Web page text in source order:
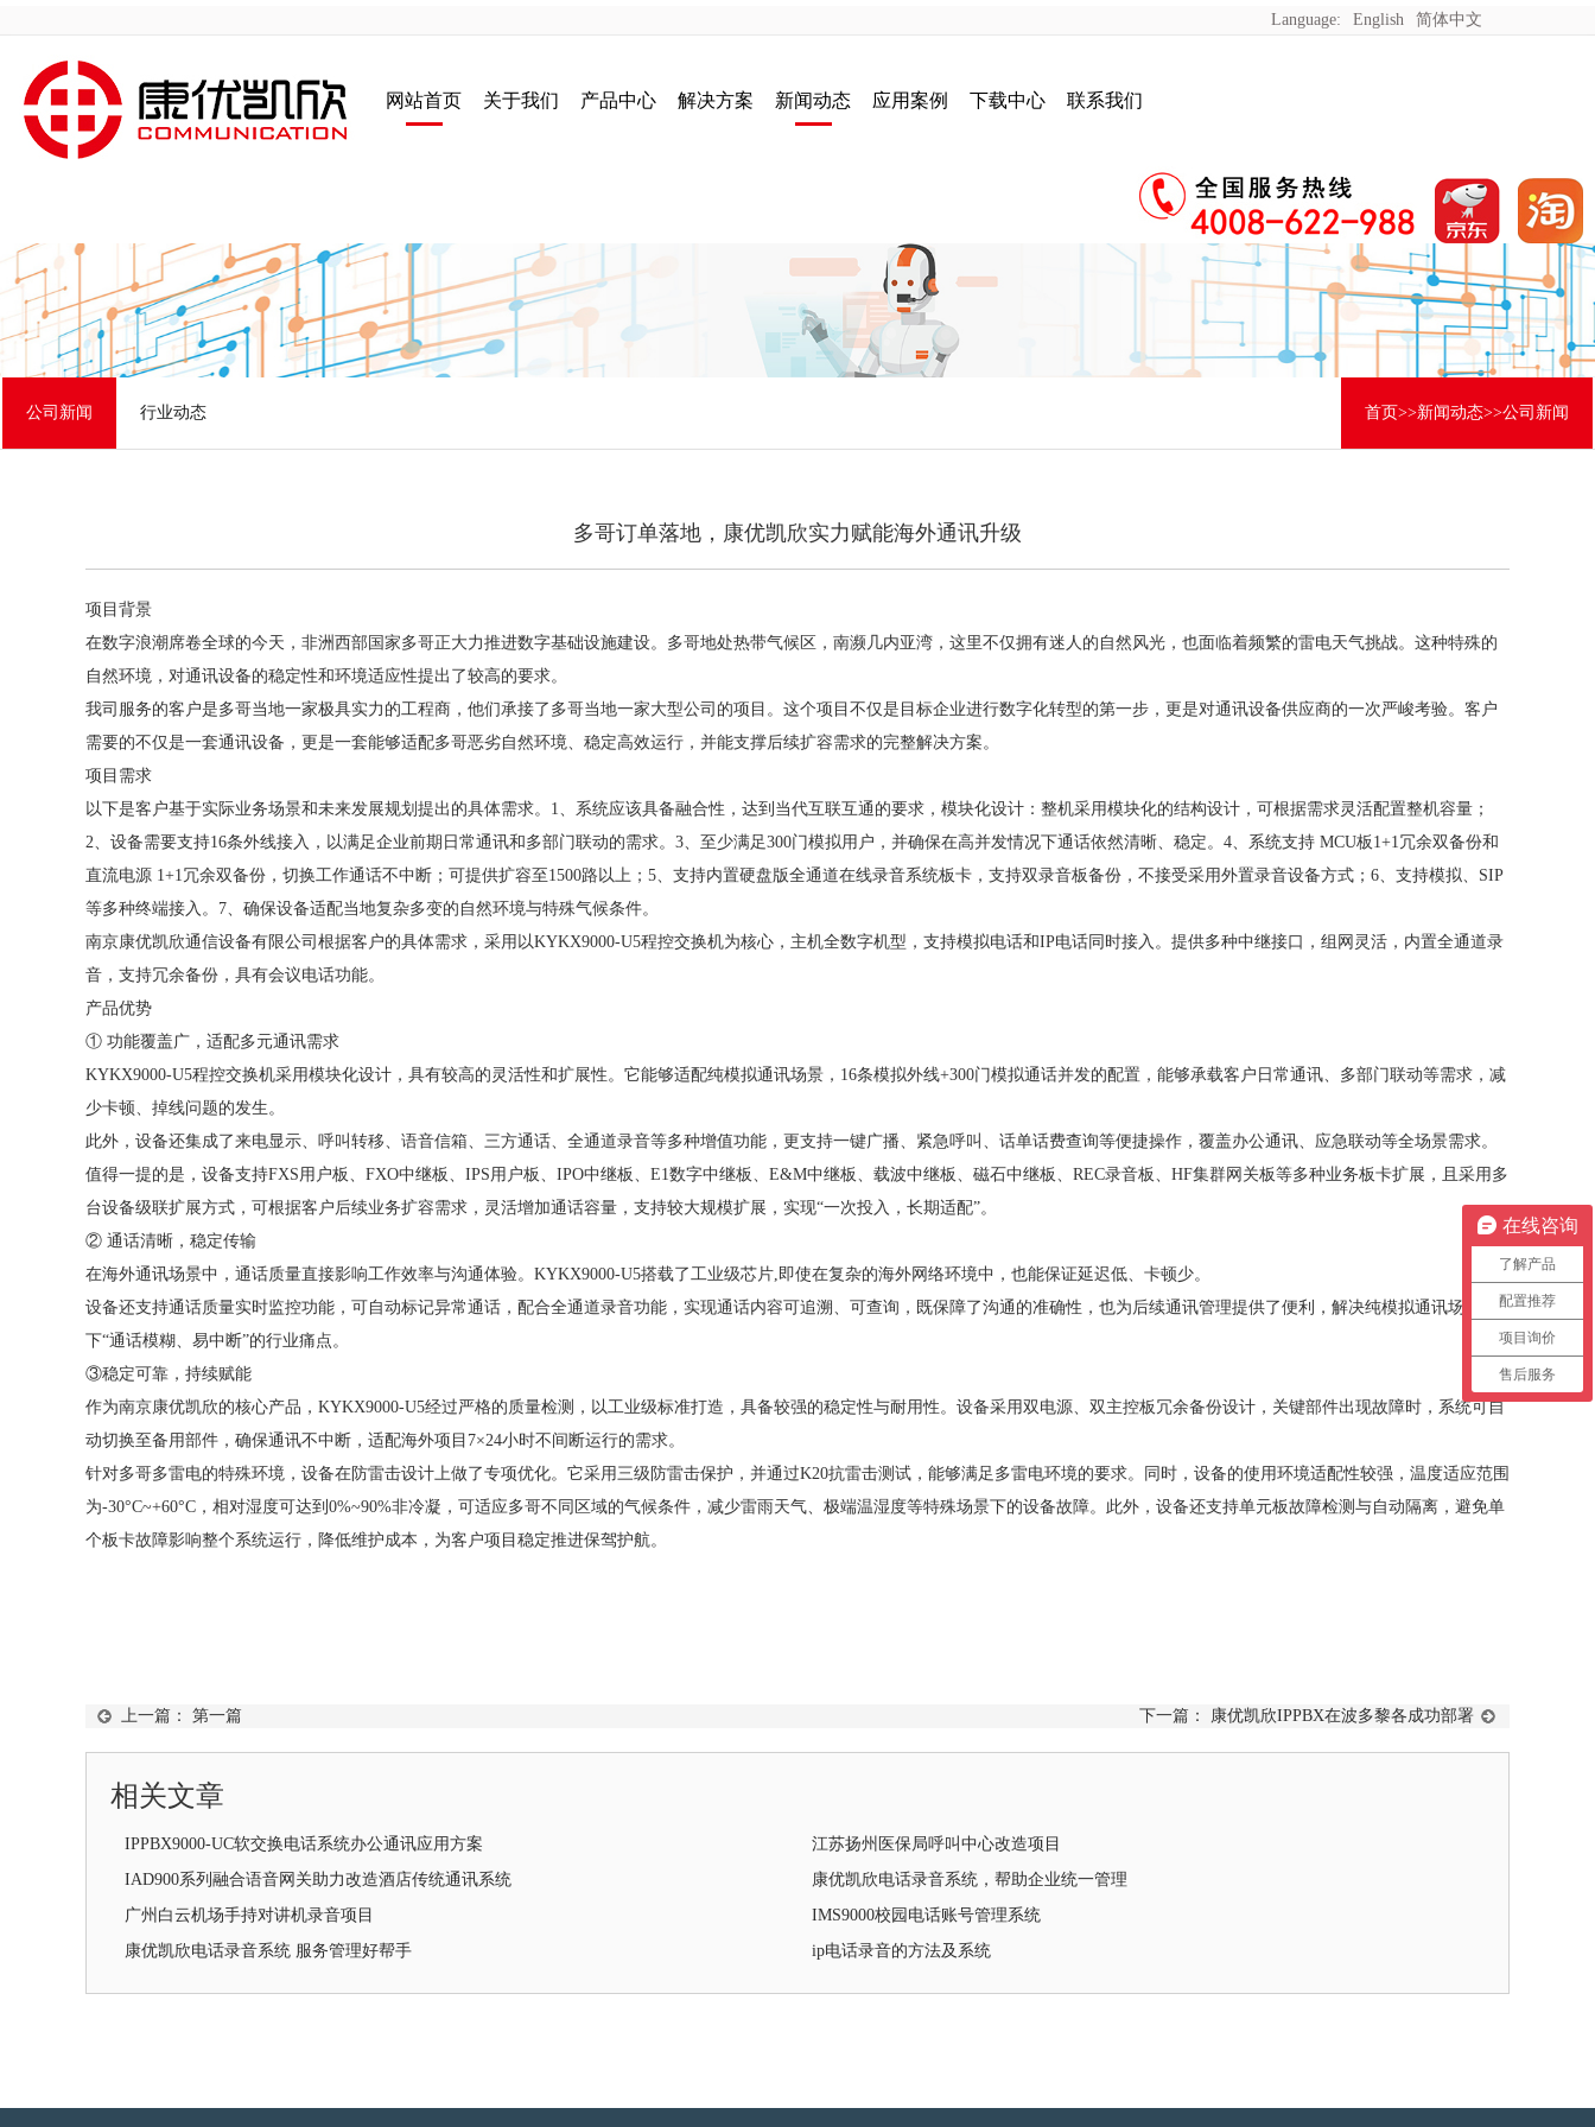
Language: English 简体中文
网站首页 关于我们 产品中心 解决方案 新闻动态 应用案例 下载中心 联系我们
公司新闻 行业动态 首页>>新闻动态>>公司新闻
多哥订单落地，康优凯欣实力赋能海外通讯升级
项目背景
在数字浪潮席卷全球的今天，非洲西部国家多哥正大力推进数字基础设施建设。多哥地处热带气候区，南濒几内亚湾，这里不仅拥有迷人的自然风光，也面临着频繁的雷电天气挑战。这种特殊的
自然环境，对通讯设备的稳定性和环境适应性提出了较高的要求。
我司服务的客户是多哥当地一家极具实力的工程商，他们承接了多哥当地一家大型公司的项目。这个项目不仅是目标企业进行数字化转型的第一步，更是对通讯设备供应商的一次严峻考验。客户
需要的不仅是一套通讯设备，更是一套能够适配多哥恶劣自然环境、稳定高效运行，并能支撑后续扩容需求的完整解决方案。
项目需求
以下是客户基于实际业务场景和未来发展规划提出的具体需求。 1、系统应该具备融合性，达到当代互联互通的要求，模块化设计：整机采用模块化的结构设计，可根据需求灵活配置整机容量；
2、设备需要支持16条外线接入，以满足企业前期日常通讯和多部门联动的需求。3、至少满足300门模拟用户，并确保在高并发情况下通话依然清晰、稳定。4、系统支持 MCU板1+1冗余双备份和
直流电源 1+1冗余双备份，切换工作通话不中断；可提供扩容至1500路以上；5、支持内置硬盘版全通道在线录音系统板卡，支持双录音板备份，不接受采用外置录音设备方式；6、支持模拟、SIP
等多种终端接入。7、确保设备适配当地复杂多变的自然环境与特殊气候条件。
南京康优凯欣通信设备有限公司根据客户的具体需求，采用以KYKX9000-U5程控交换机为核心，主机全数字机型，支持模拟电话和IP电话同时接入。提供多种中继接口，组网灵活，内置全通道录
音，支持冗余备份，具有会议电话功能。
产品优势
① 功能覆盖广，适配多元通讯需求
KYKX9000-U5程控交换机采用模块化设计，具有较高的灵活性和扩展性。它能够适配纯模拟通讯场景，16条模拟外线+300门模拟通话并发的配置，能够承载客户日常通讯、多部门联动等需求，减
少卡顿、掉线问题的发生。
此外，设备还集成了来电显示、呼叫转移、语音信箱、三方通话、全通道录音等多种增值功能，更支持一键广播、紧急呼叫、话单话费查询等便捷操作，覆盖办公通讯、应急联动等全场景需求。
值得一提的是，设备支持FXS用户板、FXO中继板、IPS用户板、IPO中继板、E1数字中继板、E&M中继板、载波中继板、磁石中继板、REC录音板、HF集群网关板等多种业务板卡扩展，且采用多
台设备级联扩展方式，可根据客户后续业务扩容需求，灵活增加通话容量，支持较大规模扩展，实现“一次投入，长期适配”。
② 通话清晰，稳定传输
在海外通讯场景中，通话质量直接影响工作效率与沟通体验。 KYKX9000-U5搭载了工业级芯片,即使在复杂的海外网络环境中，也能保证延迟低、卡顿少。
设备还支持通话质量实时监控功能，可自动标记异常通话，配合全通道录音功能，实现通话内容可追溯、可查询，既保障了沟通的准确性，也为后续通讯管理提供了便利，解决纯模拟通讯场景
下“通话模糊、易中断”的行业痛点。
③稳定可靠，持续赋能
作为南京康优凯欣的核心产品， KYKX9000-U5经过严格的质量检测，以工业级标准打造，具备较强的稳定性与耐用性。设备采用双电源、双主控板冗余备份设计，关键部件出现故障时，系统可自
动切换至备用部件，确保通讯不中断，适配海外项目7×24小时不间断运行的需求。
针对多哥多雷电的特殊环境，设备在防雷击设计上做了专项优化。它采用三级防雷击保护，并通过K20抗雷击测试，能够满足多雷电环境的要求。同时，设备的使用环境适配性较强，温度适应范围
为-30°C~+60°C，相对湿度可达到0%~90%非冷凝，可适应多哥不同区域的气候条件，减少雷雨天气、极端温湿度等特殊场景下的设备故障。此外，设备还支持单元板故障检测与自动隔离，避免单
个板卡故障影响整个系统运行，降低维护成本，为客户项目稳定推进保驾护航。
上一篇： 第一篇 下一篇： 康优凯欣IPPBX在波多黎各成功部署
相关文章
IPPBX9000-UC软交换电话系统办公通讯应用方案
江苏扬州医保局呼叫中心改造项目
IAD900系列融合语音网关助力改造酒店传统通讯系统
康优凯欣电话录音系统，帮助企业统一管理
广州白云机场手持对讲机录音项目
IMS9000校园电话账号管理系统
康优凯欣电话录音系统 服务管理好帮手
ip电话录音的方法及系统
在线咨询
了解产品
配置推荐
项目询价
售后服务